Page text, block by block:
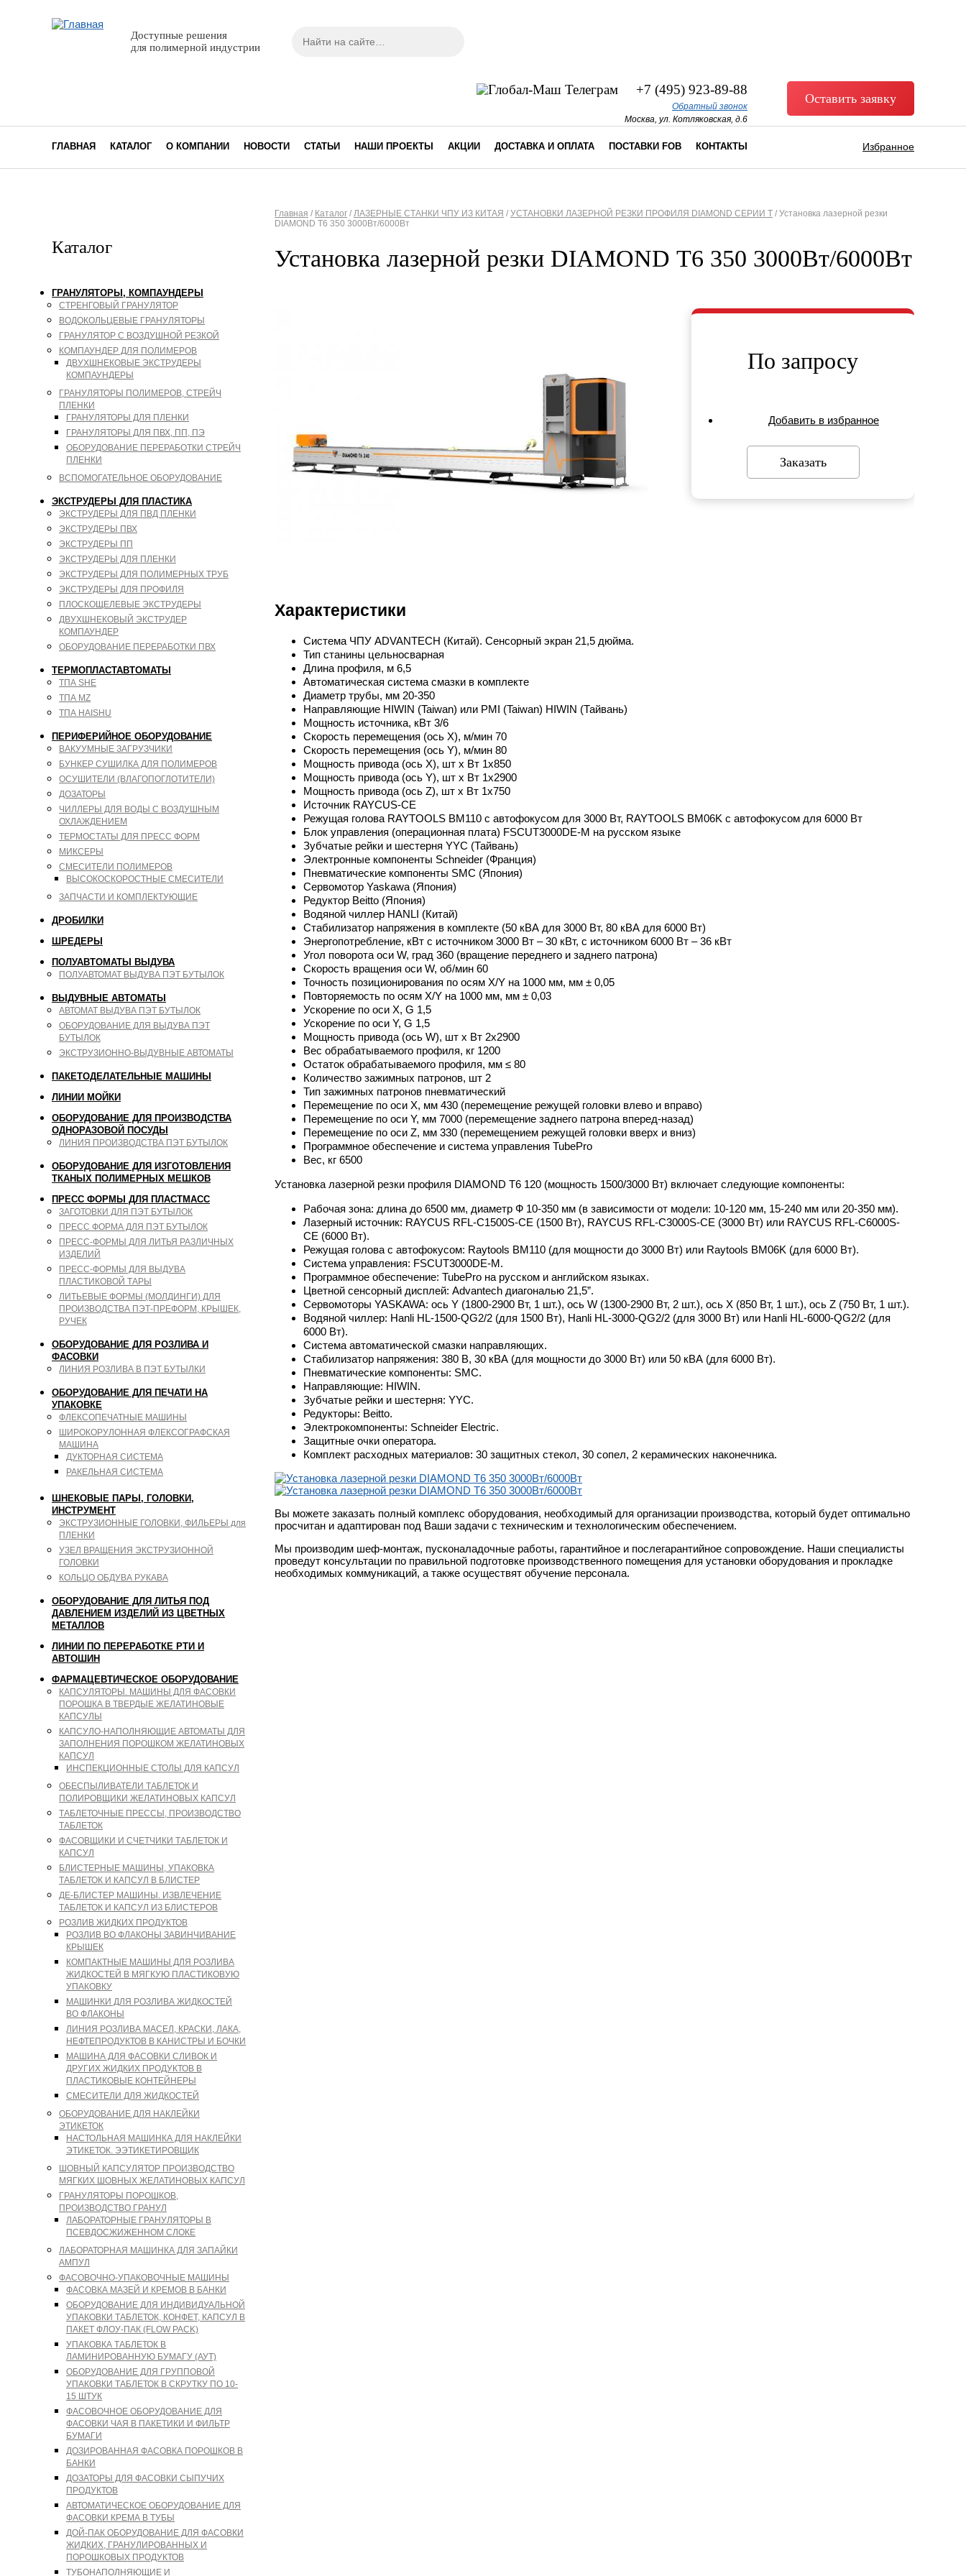
Доступные решения
для полимерной индустрии
Форма поиска
+7 (495) 923-89-88
Обратный звонок
Москва, ул. Котляковская, д.6
Оставить заявку
ГЛАВНАЯ КАТАЛОГ О КОМПАНИИ НОВОСТИ СТАТЬИ НАШИ ПРОЕКТЫ АКЦИИ ДОСТАВКА И ОПЛАТА ПОСТАВКИ FOB КОНТАКТЫ Избранное
Каталог
ГРАНУЛЯТОРЫ, КОМПАУНДЕРЫ
СТРЕНГОВЫЙ ГРАНУЛЯТОР
ВОДОКОЛЬЦЕВЫЕ ГРАНУЛЯТОРЫ
ГРАНУЛЯТОР С ВОЗДУШНОЙ РЕЗКОЙ
КОМПАУНДЕР ДЛЯ ПОЛИМЕРОВ
ДВУХШНЕКОВЫЕ ЭКСТРУДЕРЫ
КОМПАУНДЕРЫ
ГРАНУЛЯТОРЫ ПОЛИМЕРОВ, СТРЕЙЧ
ПЛЕНКИ
ГРАНУЛЯТОРЫ ДЛЯ ПЛЕНКИ
ГРАНУЛЯТОРЫ ДЛЯ ПВХ, ПП, ПЭ
ОБОРУДОВАНИЕ ПЕРЕРАБОТКИ СТРЕЙЧ
ПЛЕНКИ
ВСПОМОГАТЕЛЬНОЕ ОБОРУДОВАНИЕ
ЭКСТРУДЕРЫ ДЛЯ ПЛАСТИКА
ЭКСТРУДЕРЫ ДЛЯ ПВД ПЛЕНКИ
ЭКСТРУДЕРЫ ПВХ
ЭКСТРУДЕРЫ ПП
ЭКСТРУДЕРЫ ДЛЯ ПЛЕНКИ
ЭКСТРУДЕРЫ ДЛЯ ПОЛИМЕРНЫХ ТРУБ
ЭКСТРУДЕРЫ ДЛЯ ПРОФИЛЯ
ПЛОСКОЩЕЛЕВЫЕ ЭКСТРУДЕРЫ
ДВУХШНЕКОВЫЙ ЭКСТРУДЕР
КОМПАУНДЕР
ОБОРУДОВАНИЕ ПЕРЕРАБОТКИ ПВХ
ТЕРМОПЛАСТАВТОМАТЫ
ТПА SHE
ТПА MZ
ТПА HAISHU
ПЕРИФЕРИЙНОЕ ОБОРУДОВАНИЕ
ВАКУУМНЫЕ ЗАГРУЗЧИКИ
БУНКЕР СУШИЛКА ДЛЯ ПОЛИМЕРОВ
ОСУШИТЕЛИ (ВЛАГОПОГЛОТИТЕЛИ)
ДОЗАТОРЫ
ЧИЛЛЕРЫ ДЛЯ ВОДЫ С ВОЗДУШНЫМ
ОХЛАЖДЕНИЕМ
ТЕРМОСТАТЫ ДЛЯ ПРЕСС ФОРМ
МИКСЕРЫ
СМЕСИТЕЛИ ПОЛИМЕРОВ
ВЫСОКОСКОРОСТНЫЕ СМЕСИТЕЛИ
ЗАПЧАСТИ И КОМПЛЕКТУЮЩИЕ
ДРОБИЛКИ
ШРЕДЕРЫ
ПОЛУАВТОМАТЫ ВЫДУВА
ПОЛУАВТОМАТ ВЫДУВА ПЭТ БУТЫЛОК
ВЫДУВНЫЕ АВТОМАТЫ
АВТОМАТ ВЫДУВА ПЭТ БУТЫЛОК
ОБОРУДОВАНИЕ ДЛЯ ВЫДУВА ПЭТ
БУТЫЛОК
ЭКСТРУЗИОННО-ВЫДУВНЫЕ АВТОМАТЫ
ПАКЕТОДЕЛАТЕЛЬНЫЕ МАШИНЫ
ЛИНИИ МОЙКИ
ОБОРУДОВАНИЕ ДЛЯ ПРОИЗВОДСТВА
ОДНОРАЗОВОЙ ПОСУДЫ
ЛИНИЯ ПРОИЗВОДСТВА ПЭТ БУТЫЛОК
ОБОРУДОВАНИЕ ДЛЯ ИЗГОТОВЛЕНИЯ
ТКАНЫХ ПОЛИМЕРНЫХ МЕШКОВ
ПРЕСС ФОРМЫ ДЛЯ ПЛАСТМАСС
ЗАГОТОВКИ ДЛЯ ПЭТ БУТЫЛОК
ПРЕСС ФОРМА ДЛЯ ПЭТ БУТЫЛОК
ПРЕСС-ФОРМЫ ДЛЯ ЛИТЬЯ РАЗЛИЧНЫХ
ИЗДЕЛИЙ
ПРЕСС-ФОРМЫ ДЛЯ ВЫДУВА
ПЛАСТИКОВОЙ ТАРЫ
ЛИТЬЕВЫЕ ФОРМЫ (МОЛДИНГИ) ДЛЯ
ПРОИЗВОДСТВА ПЭТ-ПРЕФОРМ, КРЫШЕК,
РУЧЕК
ОБОРУДОВАНИЕ ДЛЯ РОЗЛИВА И
ФАСОВКИ
ЛИНИЯ РОЗЛИВА В ПЭТ БУТЫЛКИ
ОБОРУДОВАНИЕ ДЛЯ ПЕЧАТИ НА
УПАКОВКЕ
ФЛЕКСОПЕЧАТНЫЕ МАШИНЫ
ШИРОКОРУЛОННАЯ ФЛЕКСОГРАФСКАЯ
МАШИНА
ДУКТОРНАЯ СИСТЕМА
РАКЕЛЬНАЯ СИСТЕМА
ШНЕКОВЫЕ ПАРЫ, ГОЛОВКИ,
ИНСТРУМЕНТ
ЭКСТРУЗИОННЫЕ ГОЛОВКИ, ФИЛЬЕРЫ для
ПЛЕНКИ
УЗЕЛ ВРАЩЕНИЯ ЭКСТРУЗИОННОЙ
ГОЛОВКИ
КОЛЬЦО ОБДУВА РУКАВА
ОБОРУДОВАНИЕ ДЛЯ ЛИТЬЯ ПОД
ДАВЛЕНИЕМ ИЗДЕЛИЙ ИЗ ЦВЕТНЫХ
МЕТАЛЛОВ
ЛИНИИ ПО ПЕРЕРАБОТКЕ РТИ И
АВТОШИН
ФАРМАЦЕВТИЧЕСКОЕ ОБОРУДОВАНИЕ
КАПСУЛЯТОРЫ. МАШИНЫ ДЛЯ ФАСОВКИ
ПОРОШКА В ТВЕРДЫЕ ЖЕЛАТИНОВЫЕ
КАПСУЛЫ
КАПСУЛО-НАПОЛНЯЮЩИЕ АВТОМАТЫ ДЛЯ
ЗАПОЛНЕНИЯ ПОРОШКОМ ЖЕЛАТИНОВЫХ
КАПСУЛ
ИНСПЕКЦИОННЫЕ СТОЛЫ ДЛЯ КАПСУЛ
ОБЕСПЫЛИВАТЕЛИ ТАБЛЕТОК И
ПОЛИРОВЩИКИ ЖЕЛАТИНОВЫХ КАПСУЛ
ТАБЛЕТОЧНЫЕ ПРЕССЫ, ПРОИЗВОДСТВО
ТАБЛЕТОК
ФАСОВЩИКИ И СЧЕТЧИКИ ТАБЛЕТОК И
КАПСУЛ
БЛИСТЕРНЫЕ МАШИНЫ, УПАКОВКА
ТАБЛЕТОК И КАПСУЛ В БЛИСТЕР
ДЕ-БЛИСТЕР МАШИНЫ. ИЗВЛЕЧЕНИЕ
ТАБЛЕТОК И КАПСУЛ ИЗ БЛИСТЕРОВ
РОЗЛИВ ЖИДКИХ ПРОДУКТОВ
РОЗЛИВ ВО ФЛАКОНЫ ЗАВИНЧИВАНИЕ
КРЫШЕК
КОМПАКТНЫЕ МАШИНЫ ДЛЯ РОЗЛИВА
ЖИДКОСТЕЙ В МЯГКУЮ ПЛАСТИКОВУЮ
УПАКОВКУ
МАШИНКИ ДЛЯ РОЗЛИВА ЖИДКОСТЕЙ
ВО ФЛАКОНЫ
ЛИНИЯ РОЗЛИВА МАСЕЛ, КРАСКИ, ЛАКА,
НЕФТЕПРОДУКТОВ В КАНИСТРЫ И БОЧКИ
МАШИНА ДЛЯ ФАСОВКИ СЛИВОК И
ДРУГИХ ЖИДКИХ ПРОДУКТОВ В
ПЛАСТИКОВЫЕ КОНТЕЙНЕРЫ
СМЕСИТЕЛИ ДЛЯ ЖИДКОСТЕЙ
ОБОРУДОВАНИЕ ДЛЯ НАКЛЕЙКИ
ЭТИКЕТОК
НАСТОЛЬНАЯ МАШИНКА ДЛЯ НАКЛЕЙКИ
ЭТИКЕТОК. ЭЭТИКЕТИРОВЩИК
ШОВНЫЙ КАПСУЛЯТОР ПРОИЗВОДСТВО
МЯГКИХ ШОВНЫХ ЖЕЛАТИНОВЫХ КАПСУЛ
ГРАНУЛЯТОРЫ ПОРОШКОВ,
ПРОИЗВОДСТВО ГРАНУЛ
ЛАБОРАТОРНЫЕ ГРАНУЛЯТОРЫ В
ПСЕВДОСЖИЖЕННОМ СЛОКЕ
ЛАБОРАТОРНАЯ МАШИНКА ДЛЯ ЗАПАЙКИ
АМПУЛ
ФАСОВОЧНО-УПАКОВОЧНЫЕ МАШИНЫ
ФАСОВКА МАЗЕЙ И КРЕМОВ В БАНКИ
ОБОРУДОВАНИЕ ДЛЯ ИНДИВИДУАЛЬНОЙ
УПАКОВКИ ТАБЛЕТОК, КОНФЕТ, КАПСУЛ В
ПАКЕТ ФЛОУ-ПАК (FLOW PACK)
УПАКОВКА ТАБЛЕТОК В
ЛАМИНИРОВАННУЮ БУМАГУ (АУТ)
ОБОРУДОВАНИЕ ДЛЯ ГРУППОВОЙ
УПАКОВКИ ТАБЛЕТОК В СКРУТКУ ПО 10-
15 ШТУК
ФАСОВОЧНОЕ ОБОРУДОВАНИЕ ДЛЯ
ФАСОВКИ ЧАЯ В ПАКЕТИКИ И ФИЛЬТР
БУМАГИ
ДОЗИРОВАННАЯ ФАСОВКА ПОРОШКОВ В
БАНКИ
ДОЗАТОРЫ ДЛЯ ФАСОВКИ СЫПУЧИХ
ПРОДУКТОВ
АВТОМАТИЧЕСКОЕ ОБОРУДОВАНИЕ ДЛЯ
ФАСОВКИ КРЕМА В ТУБЫ
ДОЙ-ПАК ОБОРУДОВАНИЕ ДЛЯ ФАСОВКИ
ЖИДКИХ, ГРАНУЛИРОВАННЫХ И
ПОРОШКОВЫХ ПРОДУКТОВ
ТУБОНАПОЛНЯЮЩИЕ И
Вы здесь
Главная / Каталог / ЛАЗЕРНЫЕ СТАНКИ ЧПУ ИЗ КИТАЯ / УСТАНОВКИ ЛАЗЕРНОЙ РЕЗКИ ПРОФИЛЯ DIAMOND СЕРИИ Т / Установка лазерной резки
DIAMOND Т6 350 3000Вт/6000Вт
Установка лазерной резки DIAMOND Т6 350 3000Вт/6000Вт
По запросу
Добавить в избранное
Заказать
Характеристики
Система ЧПУ ADVANTECH (Китай). Сенсорный экран 21,5 дюйма.
Тип станины цельносварная
Длина профиля, м 6,5
Автоматическая система смазки в комплекте
Диаметр трубы, мм 20-350
Направляющие HIWIN (Taiwan) или PMI (Taiwan) HIWIN (Тайвань)
Мощность источника, кВт 3/6
Скорость перемещения (ось Х), м/мин 70
Скорость перемещения (ось Y), м/мин 80
Мощность привода (ось Х), шт х Вт 1х850
Мощность привода (ось Y), шт х Вт 1х2900
Мощность привода (ось Z), шт х Вт 1х750
Источник RAYCUS-CE
Режущая голова RAYTOOLS BM110 с автофокусом для 3000 Вт, RAYTOOLS BM06K с автофокусом для 6000 Вт
Блок управления (операционная плата) FSCUT3000DE-M на русском языке
Зубчатые рейки и шестерня YYC (Тайвань)
Электронные компоненты Schneider (Франция)
Пневматические компоненты SMC (Япония)
Сервомотор Yaskawa (Япония)
Редуктор Beitto (Япония)
Водяной чиллер HANLI (Китай)
Стабилизатор напряжения в комплекте (50 кВА для 3000 Вт, 80 кВА для 6000 Вт)
Энергопотребление, кВт с источником 3000 Вт – 30 кВт, с источником 6000 Вт – 36 кВт
Угол поворота оси W, град 360 (вращение переднего и заднего патрона)
Скорость вращения оси W, об/мин 60
Точность позиционирования по осям X/Y на 1000 мм, мм ± 0,05
Повторяемость по осям X/Y на 1000 мм, мм ± 0,03
Ускорение по оси Х, G 1,5
Ускорение по оси Y, G 1,5
Мощность привода (ось W), шт х Вт 2х2900
Вес обрабатываемого профиля, кг 1200
Остаток обрабатываемого профиля, мм ≤ 80
Количество зажимных патронов, шт 2
Тип зажимных патронов пневматический
Перемещение по оси X, мм 430 (перемещение режущей головки влево и вправо)
Перемещение по оси Y, мм 7000 (перемещение заднего патрона вперед-назад)
Перемещение по оси Z, мм 330 (перемещением режущей головки вверх и вниз)
Программное обеспечение и система управления TubePro
Вес, кг 6500
Установка лазерной резки профиля DIAMOND Т6 120 (мощность 1500/3000 Вт) включает следующие компоненты:
Рабочая зона: длина до 6500 мм, диаметр Ф 10-350 мм (в зависимости от модели: 10-120 мм, 15-240 мм или 20-350 мм).
Лазерный источник: RAYCUS RFL-C1500S-CE (1500 Вт), RAYCUS RFL-C3000S-CE (3000 Вт) или RAYCUS RFL-C6000S-
CE (6000 Вт).
Режущая голова с автофокусом: Raytools BM110 (для мощности до 3000 Вт) или Raytools BM06K (для 6000 Вт).
Система управления: FSCUT3000DE-M.
Программное обеспечение: TubePro на русском и английском языках.
Цветной сенсорный дисплей: Advantech диагональю 21,5”.
Сервомоторы YASKAWA: ось Y (1800-2900 Вт, 1 шт.), ось W (1300-2900 Вт, 2 шт.), ось X (850 Вт, 1 шт.), ось Z (750 Вт, 1 шт.).
Водяной чиллер: Hanli HL-1500-QG2/2 (для 1500 Вт), Hanli HL-3000-QG2/2 (для 3000 Вт) или Hanli HL-6000-QG2/2 (для
6000 Вт).
Система автоматической смазки направляющих.
Стабилизатор напряжения: 380 В, 30 кВА (для мощности до 3000 Вт) или 50 кВА (для 6000 Вт).
Пневматические компоненты: SMC.
Направляющие: HIWIN.
Зубчатые рейки и шестерня: YYC.
Редукторы: Beitto.
Электрокомпоненты: Schneider Electric.
Защитные очки оператора.
Комплект расходных материалов: 30 защитных стекол, 30 сопел, 2 керамических наконечника.
Вы можете заказать полный комплекс оборудования, необходимый для организации производства, который будет оптимально
просчитан и адаптирован под Ваши задачи с техническим и технологическим обеспечением.
Мы производим шеф-монтаж, пусконаладочные работы, гарантийное и послегарантийное сопровождение. Наши специалисты
проведут консультации по правильной подготовке производственного помещения для установки оборудования и прокладке
необходимых коммуникаций, а также осуществят обучение персонала.